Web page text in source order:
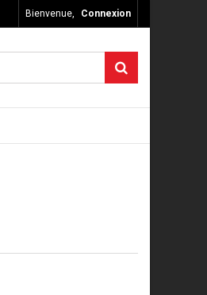
Bienvenue, Connexion